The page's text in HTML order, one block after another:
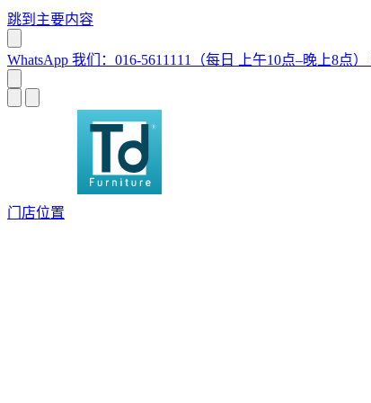
跳到主要内容
WhatsApp 我们：016-5611111（每日 上午10点–晚上8点）
门店位置